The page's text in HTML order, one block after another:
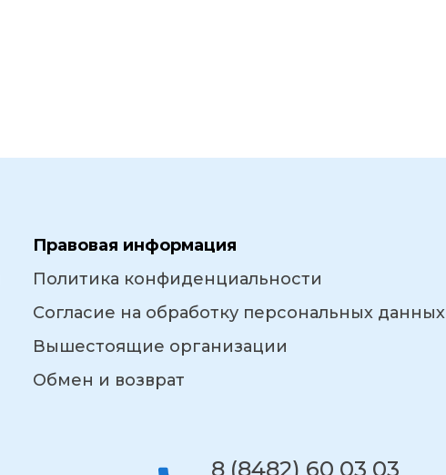
Правовая информация
Политика конфиденциальности
Согласие на обработку персональных данных
Вышестоящие организации
Обмен и возврат
8 (8482) 60 03 03